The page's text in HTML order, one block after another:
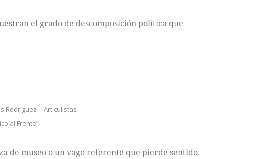
el grado de descomposición política que
Rodríguez
Articulistas
al Frente”
de museo o un vago referente que pierde sentido.